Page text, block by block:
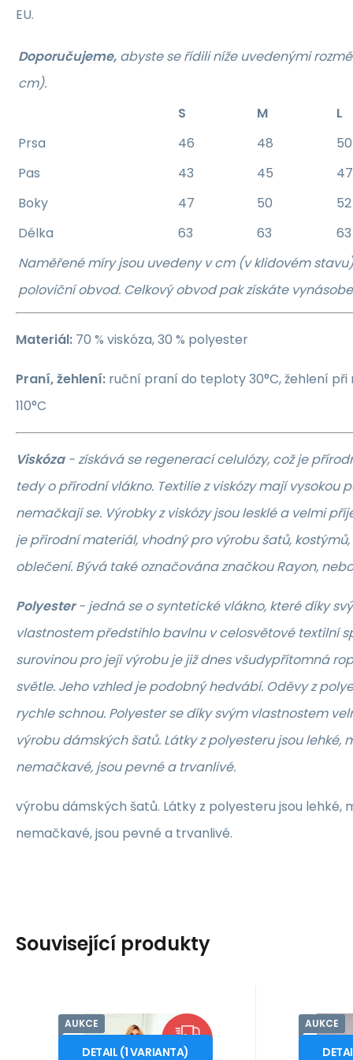
EU.
Doporučujeme, abyste se řídili níže uvedenými
cm).
S
M
L
Prsa
46 48
50
Pas
43 45
47
Boky
47 50
52
Délka
63 63
63
Naměřené míry jsou uvedeny v cm (v klidovém
poloviční obvod. Celkový obvod pak získáte
Materiál: 70 % viskóza, 30 % polyester
Praní, žehlení: ruční praní do teploty 30°C, žehlení
110°C
Viskóza - získává se regenerací celulózy, což je
tedy o přírodní vlákno. Textilie z viskózy mají vysokou
nemačkají se. Výrobky z viskózy jsou lesklé a velmi
je přirodní materiál, vhodný pro výrobu šatů,
oblečení. Bývá také označována značkou Rayon,
Polyester- jedná se o syntetické vlákno, které díky
vlastnostem předstihlo bavlnu v celosvětové textilní
surovinou pro její výrobu je již dnes všudypřítomná
světle. Jeho vzhled je podobný hedvábí. Oděvy z
rychle schnou. Polyester se díky svým vlastnostem
výrobu dámských šatů. Látky z polyesteru jsou lehké,
nemačkavé, jsou pevné a trvanlivé.
výrobu dámských šatů. Látky z polyesteru jsou lehké,
nemačkavé, jsou pevné a trvanlivé.
Související produkty
AUKCE
ZDARMA
numoco
Dámské šaty 170-9
Tmavě zelená -
i10_P77851
Kód dod.: 1549
Záruka24 měsíců
od1 769Kč2 219 Kč
Skladem - expedice ihned
XL
DETAIL (1VARIANTA)
Elegantní dámské krajkové
AUKCE
AX Paris
od2
Teal